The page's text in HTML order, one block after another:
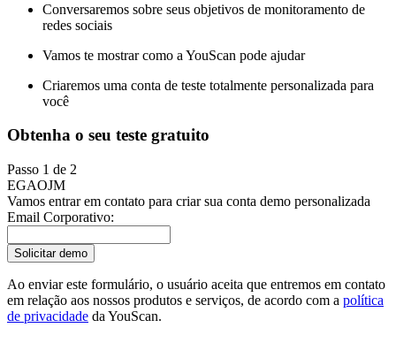
Conversaremos sobre seus objetivos de monitoramento de
redes sociais
Vamos te mostrar como a YouScan pode ajudar
Criaremos uma conta de teste totalmente personalizada para
você
Obtenha o seu teste gratuito
Passo 1 de 2
EGAOJM
Vamos entrar em contato para criar sua conta demo personalizada
Email Corporativo:
Solicitar demo
Ao enviar este formulário, o usuário aceita que entremos em contato
em relação aos nossos produtos e serviços, de acordo com a política
de privacidade da YouScan.